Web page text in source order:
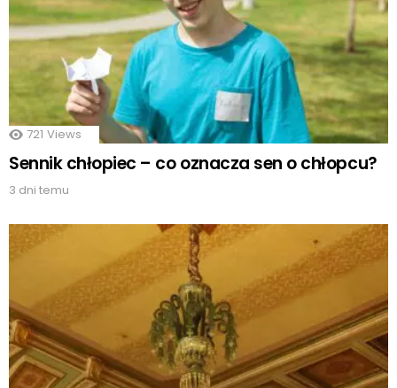
721 Views
Sennik chłopiec – co oznacza sen o chłopcu?
3 dni temu